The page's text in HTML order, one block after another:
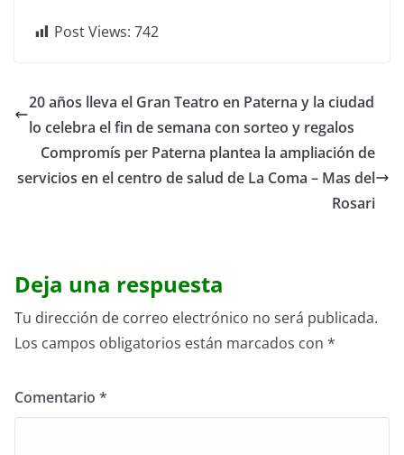
Post Views: 742
20 años lleva el Gran Teatro en Paterna y la ciudad
lo celebra el fin de semana con sorteo y regalos
Compromís per Paterna plantea la ampliación de
servicios en el centro de salud de La Coma – Mas del
Rosari
Deja una respuesta
Tu dirección de correo electrónico no será publicada.
Los campos obligatorios están marcados con *
Comentario *